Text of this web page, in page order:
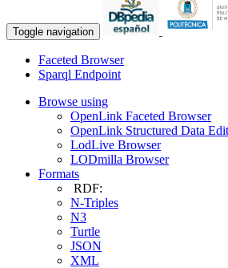
Toggle navigation
Faceted Browser
Sparql Endpoint
Browse using
OpenLink Faceted Browser
OpenLink Structured Data
LodLive Browser
LODmilla Browser
Formats
RDF:
N-Triples
N3
Turtle
JSON
XML